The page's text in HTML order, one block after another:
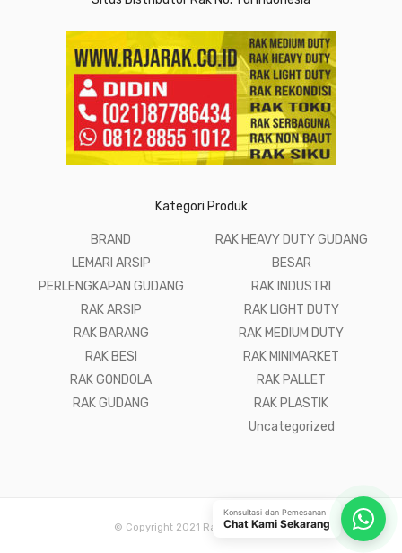
Kategori Produk
BRAND
LEMARI ARSIP
PERLENGKAPAN GUDANG
RAK ARSIP
RAK BARANG
RAK BESI
RAK GONDOLA
RAK GUDANG
RAK HEAVY DUTY GUDANG
BESAR
RAK INDUSTRI
RAK LIGHT DUTY
RAK MEDIUM DUTY
RAK MINIMARKET
RAK PALLET
RAK PLASTIK
Uncategorized
© Copyright 2021 Raja Rak Gudang
Konsultasi dan Pemesanan
Chat Kami Sekarang